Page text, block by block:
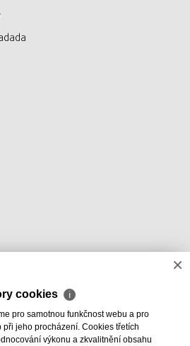
×
cookies ℹ
pro samotnou funkčnost webu a pro
jeho procházení. Cookies třetích
výkonu a zkvalitnění obsahu